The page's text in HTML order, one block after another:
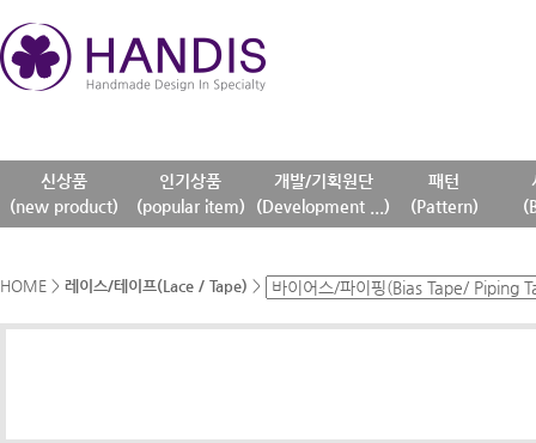
신상품
(new product)
인기상품
(popular item)
개발/기획원단
(Development ...)
패턴
(Pattern)
HOME > 레이스/테이프(Lace / Tape) >